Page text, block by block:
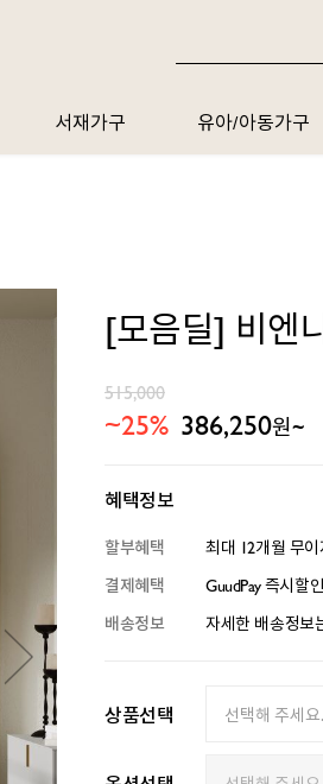
서재가구 유아/아동가구
[모음딜] 비엔
515,000
~25% 386,250원~
혜택정보
할부혜택
최대 12개월 무
결제혜택
GuudPay 즉시할
배송정보
자세한 배송정보
상품선택